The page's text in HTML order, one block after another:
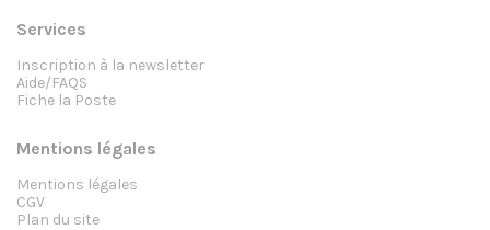
Services
Inscription à la newsletter
Aide/FAQS
Fiche la Poste
Mentions légales
Mentions légales
CGV
Plan du site